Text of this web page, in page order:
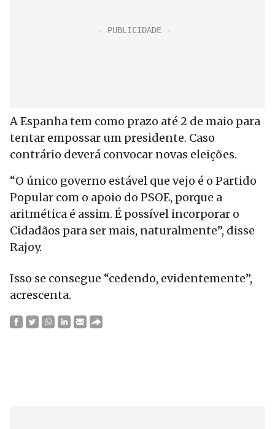
A Espanha tem como prazo até 2 de maio para
tentar empossar um presidente. Caso
contrário deverá convocar novas eleições.
“O único governo estável que vejo é o Partido
Popular com o apoio do PSOE, porque a
aritmética é assim. É possível incorporar o
Cidadãos para ser mais, naturalmente”, disse
Rajoy.
Isso se consegue “cedendo, evidentemente”,
acrescenta.